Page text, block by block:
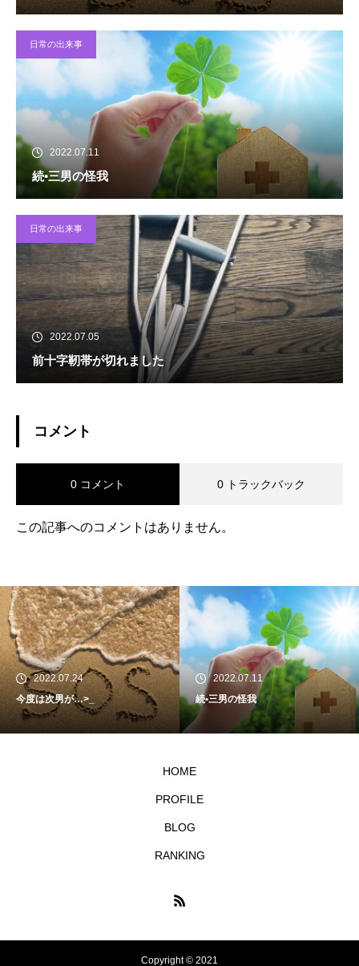
日常の出来事
2022.07.11
続•三男の怪我
日常の出来事
2022.07.05
前十字靭帯が切れました
コメント
0 コメント 0 トラックバック
この記事へのコメントはありません。
2022.07.24
今度は次男が…>_
2022.07.11
続•三男の怪我
HOME
PROFILE
BLOG
RANKING
Copyright © 2021